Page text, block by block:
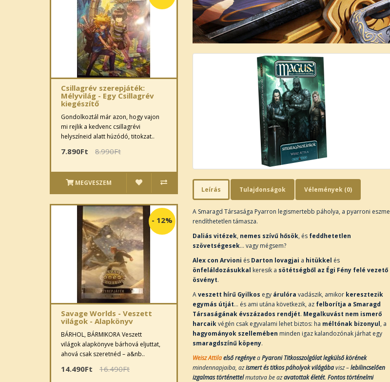
Csillagrév szerepjáték:
Mélyvilág - Egy Csillagrév
kiegészítő
Gondolkoztál már azon, hogy vajon
mi rejlik a kedvenc csillagrévi
helyszíneid alatt húzódó, titokzat..
7.890Ft 8.990Ft
MEGVESZEM
- 12%
Savage Worlds - Veszett
világok - Alapkönyv
BÁRHOL, BÁRMIKORA Veszett
világok alapkönyve bárhová eljuttat,
ahová csak szeretnéd – a&nb..
14.490Ft 16.490Ft
Leírás Tulajdonságok Vélemények (0)
A Smaragd Társasága Pyarron legismertebb páholya, a pyarroni eszme
rendíthetetlen támasza.
Daliás vitézek, nemes szívű hősök, és feddhetetlen
szövetségesek… vagy mégsem?
Alex con Arvioni és Darton lovagjai a hitükkel és
önfeláldozásukkal keresik a sötétségből az Égi Fény felé vezető
ösvényt.
Aveszett hírű Gyilkos egy árulóra vadászik, amikor keresztezik
egymás útját… és ami utána következik, az felborítja a Smaragd
Társaságának évszázados rendjét. Megalkuvást nem ismerő
harcaikvégén csak egyvalami lehet biztos: ha méltónak bizonyul, a
hagyományok szellemében minden igaz kalandozónak járhat egy
smaragdszínű köpeny.
Weisz Attilaelső regényeaPyaroni Titkosszolgálat legkülső körének
mindennapjaiba, azismert és titkos páholyok világábavisz –lebilincselően
izgalmas történettelmutatva be azavatottak életét. Fontos történelmi